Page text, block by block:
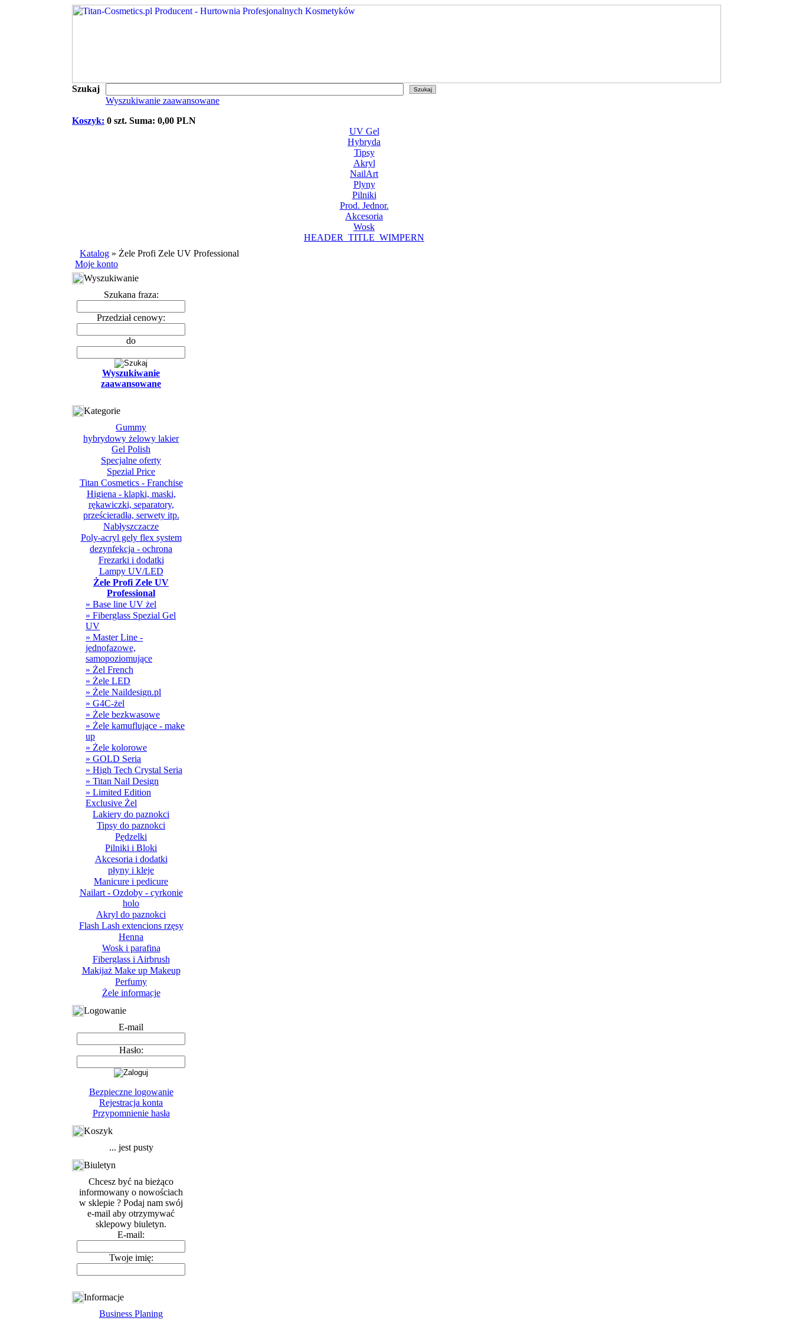
Szukaj
Wyszukiwanie zaawansowane
Koszyk: 0 szt. Suma: 0,00 PLN
UV Gel
Hybryda
Tipsy
Akryl
NailArt
Plyny
Pilniki
Prod. Jednor.
Akcesoria
Wosk
HEADER_TITLE_WIMPERN
Katalog » Żele Profi Zele UV Professional
Moje konto
Wyszukiwanie
Szukana fraza:
Przedział cenowy:
do
Wyszukiwanie
zaawansowane
Kategorie
Gummy
hybrydowy żelowy lakier
Gel Polish
Specjalne oferty
Spezial Price
Titan Cosmetics - Franchise
Higiena - klapki, maski,
rękawiczki, separatory,
prześcieradła, serwety itp.
Nabłyszczacze
Poly-acryl gely flex system
dezynfekcja - ochrona
Frezarki i dodatki
Lampy UV/LED
Żele Profi Zele UV
Professional
» Base line UV żel
» Fiberglass Spezial Gel
UV
» Master Line -
jednofazowe,
samopoziomujące
» Żel French
» Żele LED
» Żele Naildesign.pl
» G4C-żel
» Żele bezkwasowe
» Żele kamuflujące - make
up
» Żele kolorowe
» GOLD Seria
» High Tech Crystal Seria
» Titan Nail Design
» Limited Edition
Exclusive Żel
Lakiery do paznokci
Tipsy do paznokci
Pędzelki
Pilniki i Bloki
Akcesoria i dodatki
płyny i kleje
Manicure i pedicure
Nailart - Ozdoby - cyrkonie
holo
Akryl do paznokci
Flash Lash extencions rzęsy
Henna
Wosk i parafina
Fiberglass i Airbrush
Makijaż Make up Makeup
Perfumy
Żele informacje
Logowanie
E-mail
Hasło:
Bezpieczne logowanie
Rejestracja konta
Przypomnienie hasła
Koszyk
... jest pusty
Biuletyn
Chcesz być na bieżąco
informowany o nowościach
w sklepie ? Podaj nam swój
e-mail aby otrzymywać
sklepowy biuletyn.
E-mail:
Twoje imię:
Informacje
Business Planing